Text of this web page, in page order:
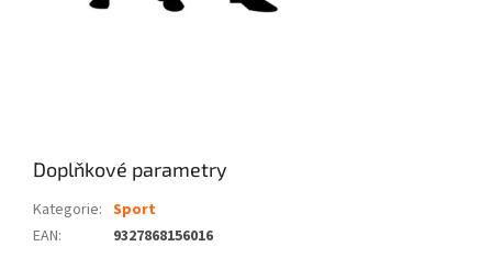
Doplňkové parametry
Kategorie: Sport
EAN: 9327868156016